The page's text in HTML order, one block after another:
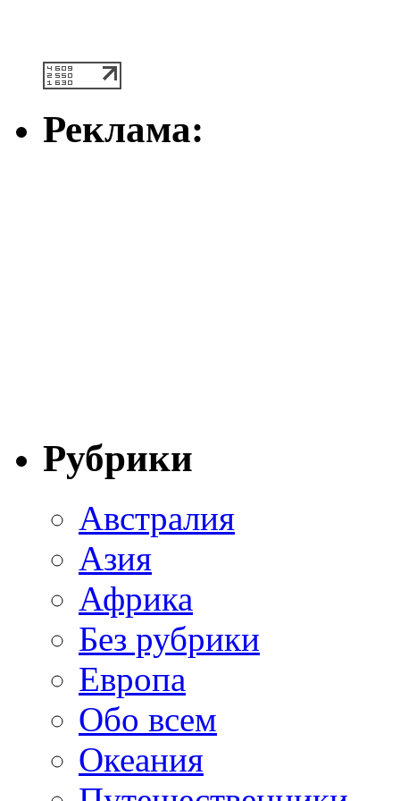
Реклама:
Рубрики
Австралия
Азия
Африка
Без рубрики
Европа
Обо всем
Океания